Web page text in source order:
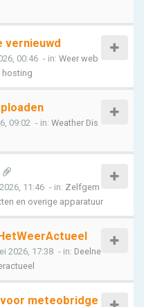
vernieuwd
00:46 - in: Weer web
hosting
09:02 - in: Weather Dis
11:46 - in: Zelfgem
en overige apparatuur
2026, 17:38 - in: Deelne
meteobridge